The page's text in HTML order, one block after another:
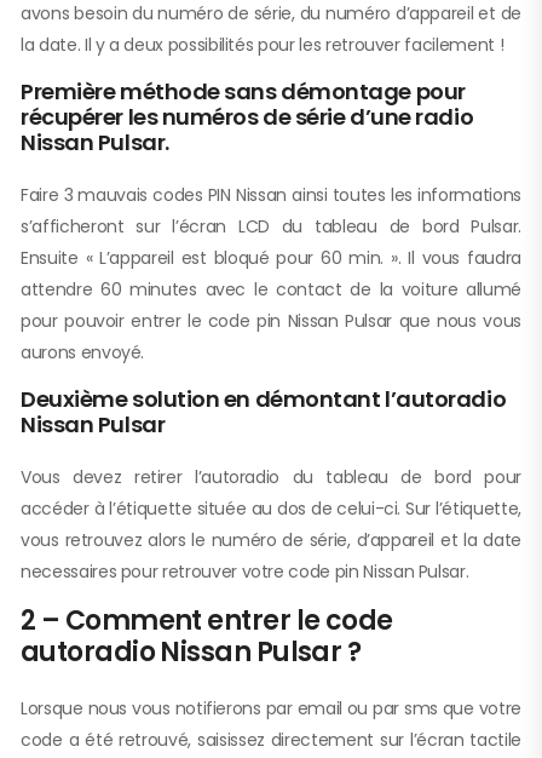
avons besoin du numéro de série, du numéro d’appareil et de
la date. Il y a deux possibilités pour les retrouver facilement !
Première méthode sans démontage pour
récupérer les numéros de série d’une radio
Nissan Pulsar.
Faire 3 mauvais codes PIN Nissan ainsi toutes les informations
s’afficheront sur l’écran LCD du tableau de bord Pulsar.
Ensuite « L’appareil est bloqué pour 60 min. ». Il vous faudra
attendre 60 minutes avec le contact de la voiture allumé
pour pouvoir entrer le code pin Nissan Pulsar que nous vous
aurons envoyé.
Deuxième solution en démontant l’autoradio
Nissan Pulsar
Vous devez retirer l’autoradio du tableau de bord pour
accéder à l’étiquette située au dos de celui-ci. Sur l’étiquette,
vous retrouvez alors le numéro de série, d’appareil et la date
necessaires pour retrouver votre code pin Nissan Pulsar.
2 – Comment entrer le code
autoradio Nissan Pulsar ?
Lorsque nous vous notifierons par email ou par sms que votre
code a été retrouvé, saisissez directement sur l’écran tactile